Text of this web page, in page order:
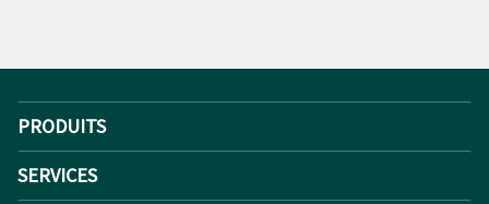
PRODUITS
SERVICES